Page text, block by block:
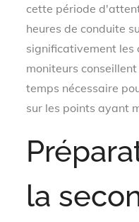
cette période
heures de conduite
significativement les
moniteurs
temps nécessaire
sur les points ayant
la